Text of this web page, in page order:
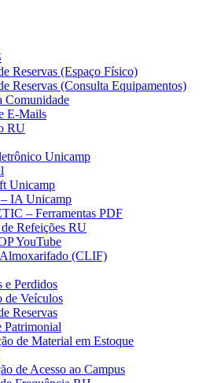
Reservas (Espaço Físico)
Reservas (Consulta Equipamentos)
Comunidade
E-Mails
RU
Unicamp
Unicamp
IA Unicamp
– Ferramentas PDF
Refeições RU
YouTube
Almoxarifado (CLIF)
e Perdidos
de Veículos
Reservas
Patrimonial
de Material em Estoque
de Acesso ao Campus